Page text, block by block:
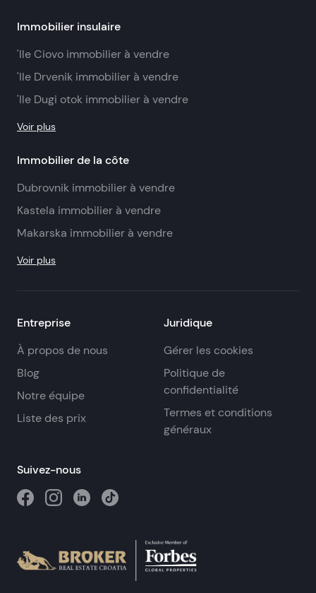
Immobilier insulaire
'Ile Ciovo immobilier à vendre
'Ile Drvenik immobilier à vendre
'Ile Dugi otok immobilier à vendre
Voir plus
Immobilier de la côte
Dubrovnik immobilier à vendre
Kastela immobilier à vendre
Makarska immobilier à vendre
Voir plus
Entreprise
À propos de nous
Blog
Notre équipe
Liste des prix
Juridique
Gérer les cookies
Politique de
confidentialité
Termes et conditions
généraux
Suivez-nous